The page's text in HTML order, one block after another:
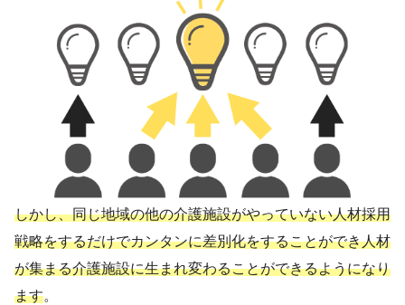
しかし、同じ地域の他の介護施設がやっていない人材採用
戦略をするだけでカンタンに差別化をすることができ人材
が集まる介護施設に生まれ変わることができるようになり
ます。